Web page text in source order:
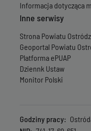
Informacja dotycząca
Inne serwisy
Strona Powiatu
Geoportal Powiatu
Platforma ePUAP
Dziennk Ustaw
Monitor Polski
Godziny pracy